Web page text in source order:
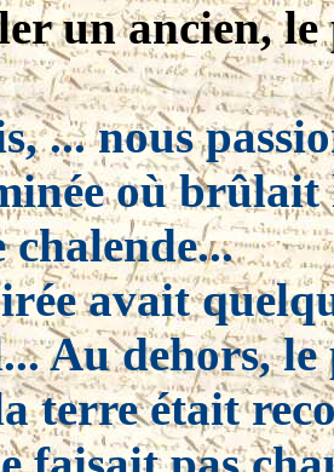
un ancien, le
... nous
où
chalende...
avait
Au dehors,
terre était